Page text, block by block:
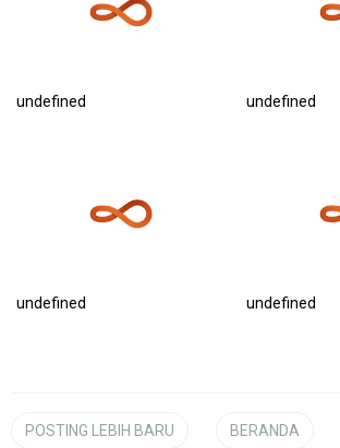
undefined undefined
undefined undefined
POSTING LEBIH BARU BERANDA